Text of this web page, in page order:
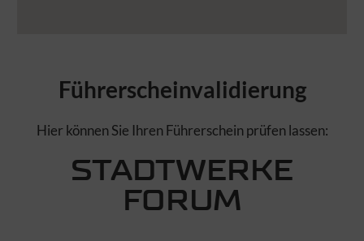
Führerscheinvalidierung
Hier können Sie Ihren Führerschein prüfen lassen:
STADTWERKE
FORUM